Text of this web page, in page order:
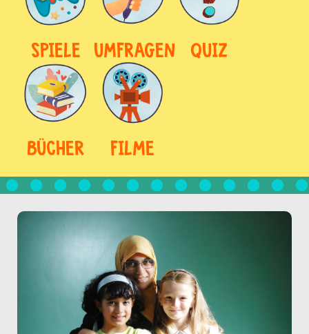
SPIELE UMFRAGEN QUIZ
BÜCHER FILME